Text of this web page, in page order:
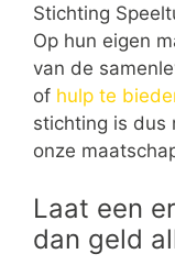
Stichting
Op hun eigen
van de
of hulp te
stichting is dus
onze
Laat een
dan geld